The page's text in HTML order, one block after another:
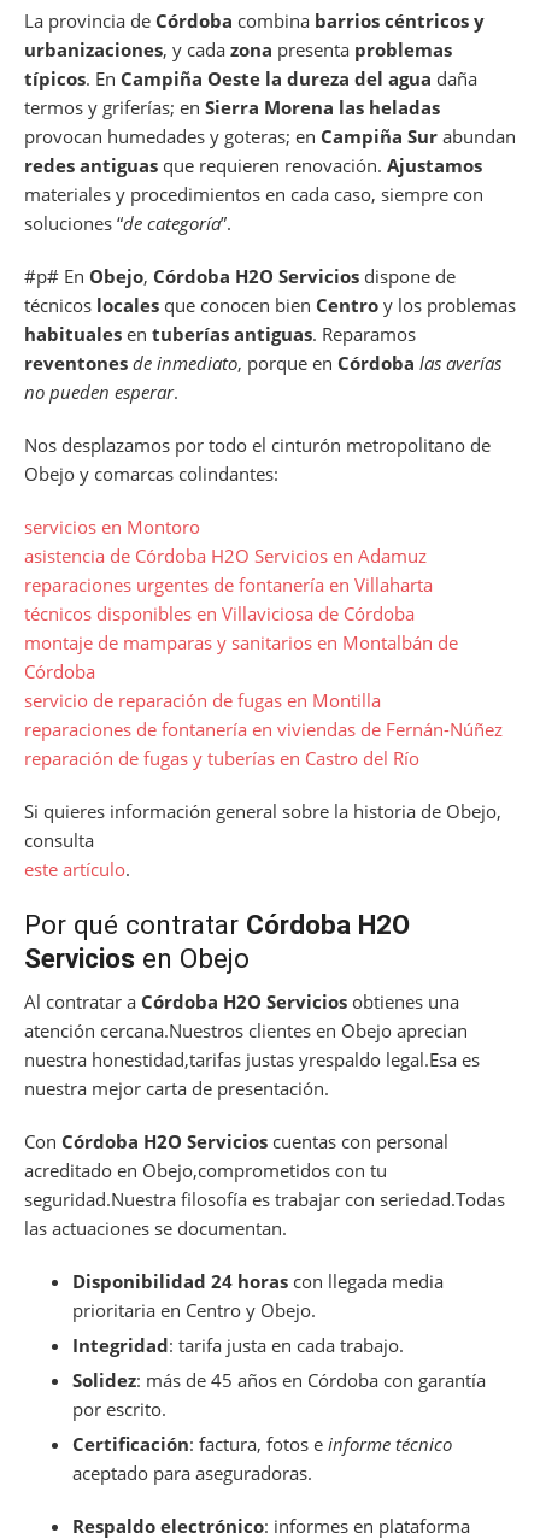
La provincia de Córdoba combina barrios céntricos y
urbanizaciones, y cada zona presenta problemas
típicos. En Campiña Oeste la dureza del agua daña
termos y griferías; en Sierra Morena las heladas
provocan humedades y goteras; en Campiña Sur abundan
redes antiguas que requieren renovación. Ajustamos
materiales y procedimientos en cada caso, siempre con
soluciones “de categoría”.
#p# En Obejo, Córdoba H2O Servicios dispone de
técnicos locales que conocen bien Centro y los problemas
habituales en tuberías antiguas. Reparamos
reventones de inmediato, porque en Córdoba las averías
no pueden esperar.
Nos desplazamos por todo el cinturón metropolitano de
Obejo y comarcas colindantes:
servicios en Montoro
asistencia de Córdoba H2O Servicios en Adamuz
reparaciones urgentes de fontanería en Villaharta
técnicos disponibles en Villaviciosa de Córdoba
montaje de mamparas y sanitarios en Montalbán de
Córdoba
servicio de reparación de fugas en Montilla
reparaciones de fontanería en viviendas de Fernán-Núñez
reparación de fugas y tuberías en Castro del Río
Si quieres información general sobre la historia de Obejo,
consulta
este artículo.
Por qué contratar Córdoba H2O
Servicios en Obejo
Al contratar a Córdoba H2O Servicios obtienes una
atención cercana.Nuestros clientes en Obejo aprecian
nuestra honestidad,tarifas justas yrespaldo legal.Esa es
nuestra mejor carta de presentación.
Con Córdoba H2O Servicios cuentas con personal
acreditado en Obejo,comprometidos con tu
seguridad.Nuestra filosofía es trabajar con seriedad.Todas
las actuaciones se documentan.
Disponibilidad 24 horas con llegada media
prioritaria en Centro y Obejo.
Integridad: tarifa justa en cada trabajo.
Solidez: más de 45 años en Córdoba con garantía
por escrito.
Certificación: factura, fotos e informe técnico
aceptado para aseguradoras.
Respaldo electrónico: informes en plataforma